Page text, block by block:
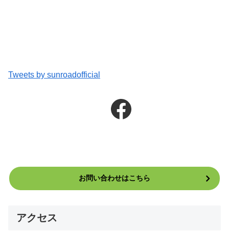
Tweets by sunroadofficial
Facebook
お問い合わせはこちら
アクセス